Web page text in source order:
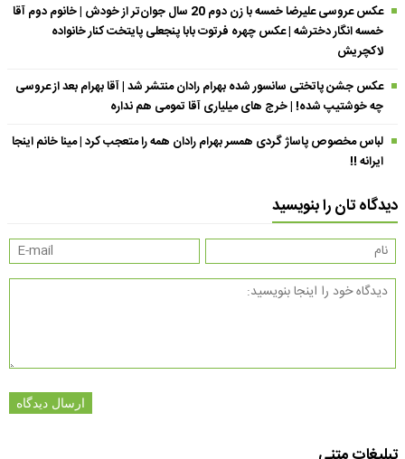
عکس عروسی علیرضا خمسه با زن دوم 20 سال جوان‌تر از خودش | خانوم دوم آقا
خمسه انگار دخترشه | عکس چهره فرتوت بابا پنجعلی پایتخت کنار خانواده
لاکچریش
عکس جشن پاتختی سانسور شده بهرام رادان منتشر شد | آقا بهرام بعد از عروسی
چه خوشتیپ شده! | خرج های میلیاری آقا تمومی هم نداره
لباس مخصوص پاساژ گردی همسر بهرام رادان همه را متعجب کرد | مینا خانم اینجا
ایرانه !!
دیدگاه تان را بنویسید
ارسال دیدگاه